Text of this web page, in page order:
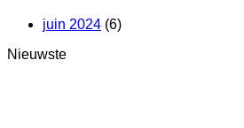
juin 2024 (6)
Nieuwste